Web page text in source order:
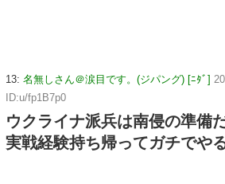
13: 名無しさん＠涙目です。(ジパング) [ﾆﾀﾞ]
ID:u/fp1B7p0
ウクライナ派兵は南侵の準備
実戦経験持ち帰ってガチでや